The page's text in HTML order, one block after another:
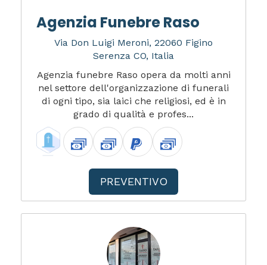
Agenzia Funebre Raso
Via Don Luigi Meroni, 22060 Figino
Serenza CO, Italia
Agenzia funebre Raso opera da molti anni
nel settore dell'organizzazione di funerali
di ogni tipo, sia laici che religiosi, ed è in
grado di qualità e profes...
PREVENTIVO